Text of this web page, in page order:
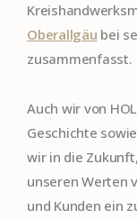
Oberallgäu bei
zusammenfasst.
Auch wir von
Geschichte
wir in die
unseren Werten
und Kunden ein